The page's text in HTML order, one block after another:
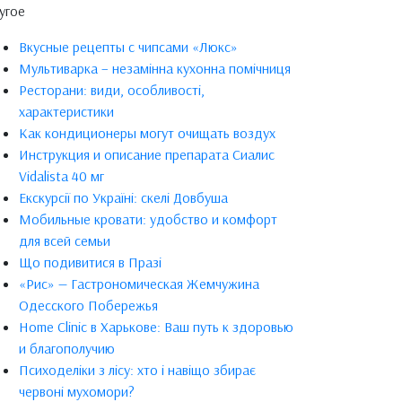
Вкусные рецепты с чипсами «Люкс»
Мультиварка – незамінна кухонна помічниця
Ресторани: види, особливості,
характеристики
Как кондиционеры могут очищать воздух
Инструкция и описание препарата Сиалис
Vidalista 40 мг
Екскурсії по Україні: скелі Довбуша
Мобильные кровати: удобство и комфорт
для всей семьи
Що подивитися в Празі
«Рис» — Гастрономическая Жемчужина
Одесского Побережья
Home Clinic в Харькове: Ваш путь к здоровью
и благополучию
Психоделіки з лісу: хто і навіщо збирає
червоні мухомори?